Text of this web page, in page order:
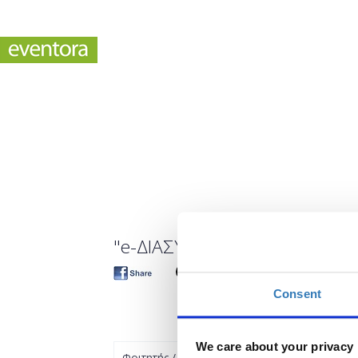
Consent
We care about your privacy
"e-ΔΙΑΣΥΝΔΕΣΗ 2023: ΑΠΟ